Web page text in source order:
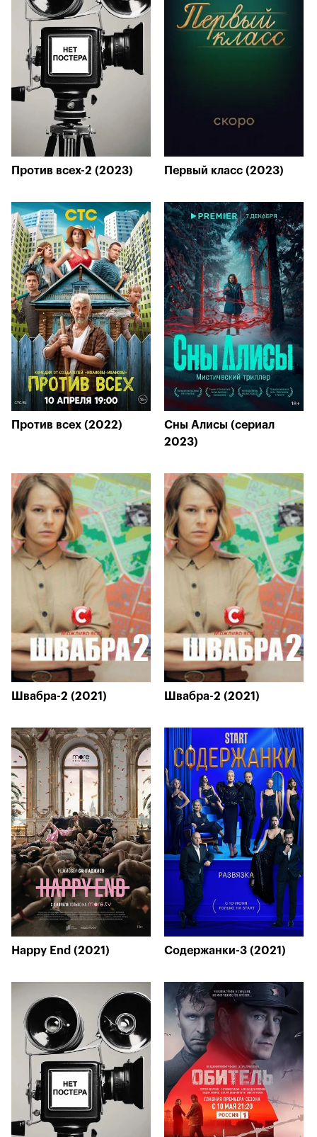
Против всех-2 (2023) Первый класс (2023)
Против всех (2022)
Сны Алисы (сериал
2023)
Швабра-2 (2021) Швабра-2 (2021)
Happy End (2021) Содержанки-3 (2021)